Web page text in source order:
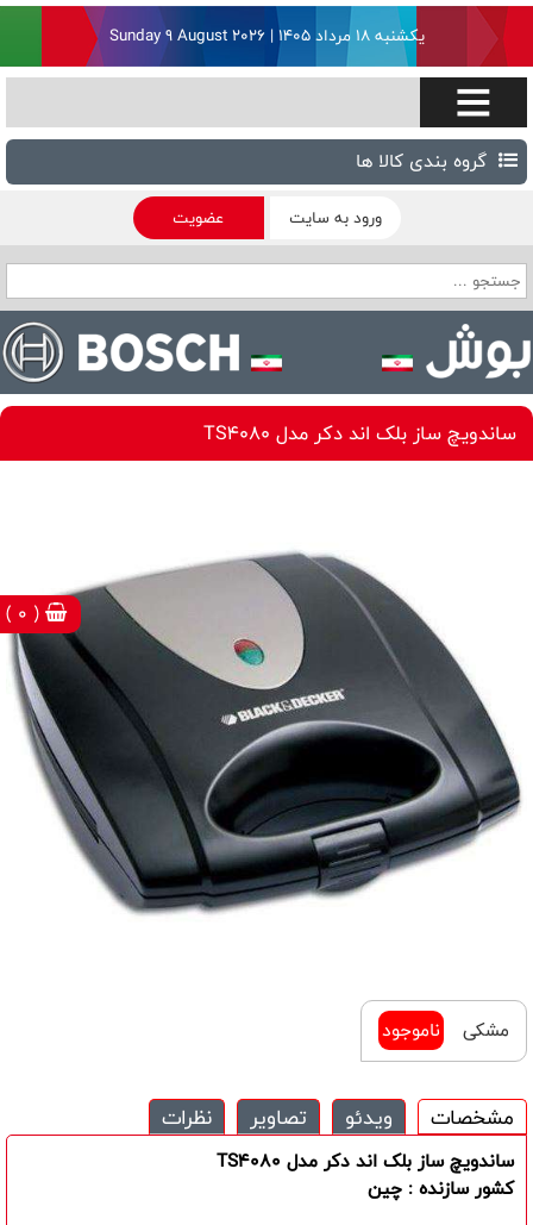
( 0 )
یکشنبه ۱۸ مرداد ۱۴۰۵ | Sunday 9 August 2026
گروه بندی کالا ها
ورود به سایت عضویت
ساندویچ ساز بلک اند دکر مدل TS4080
مشکی ناموجود
مشخصات ویدئو تصاویر نظرات
ساندویچ ساز بلک اند دکر مدل TS4080
کشور سازنده : چین